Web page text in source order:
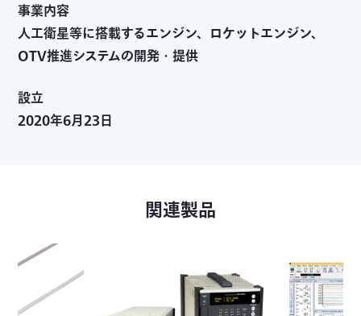
事業内容
人工衛星等に搭載するエンジン、ロケットエンジン、
OTV推進システムの開発・提供
設立
2020年6月23日
関連製品